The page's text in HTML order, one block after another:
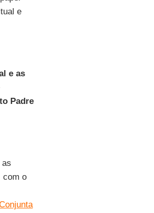
e
e as
Padre
as
com o